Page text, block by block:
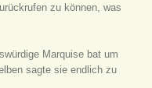
zu können, was
Marquise bat um
sagte sie endlich zu